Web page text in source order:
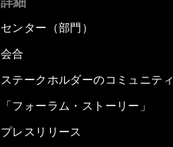
センター（部門）
会合
ステークホルダーのコミュニティ
「フォーラム・ストーリー」
プレスリリース